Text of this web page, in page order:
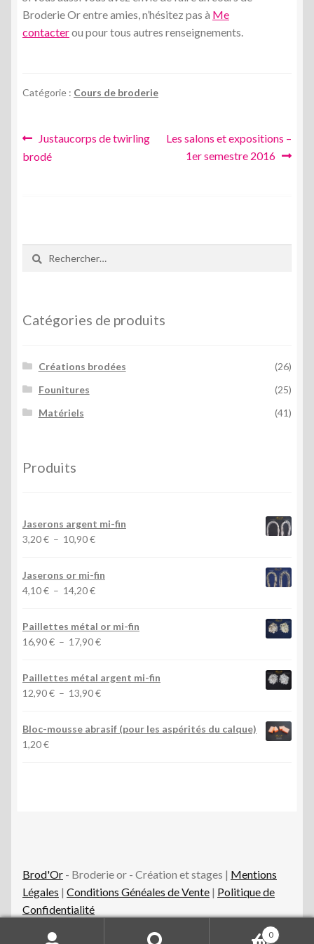
Broderie Or entre amies, n’hésitez pas à Me
contacterou pour tous autres renseignements.
Catégorie : Cours de broderie
Navigation
de
Article
précédent :
Justaucorps de twirling
brodé
Article
suivant :
Les salons et expositions –
1er semestre 2016
Catégories de produits
Créations brodées
(26)
Founitures
(25)
Matériels
(41)
Produits
Jaserons argent mi-fin
3,20€ – 10,90€Plage
prix :
Jaserons or mi-fin
4,10€ – 14,20€Plage
prix :
4,10 €
Paillettes métal or mi-fin
16,90€ – 17,90€Plage
Paillettes métal argent mi-fin
12,90€ – 13,90€Plage
prix :
Bloc-mousse abrasif (pour les aspérités du calque)
1,20€
Brod'Or - Broderie or - Création et stages | Mentions
Légales | Conditions Généales de Vente | Politique de
Confidentialité
0